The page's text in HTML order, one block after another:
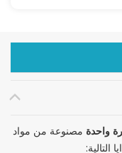
واحدة مصنوعة من مواد